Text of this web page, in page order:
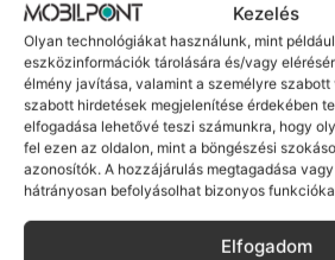
Kezelés
Olyan technológiákat használunk, mint
eszközinformációk tárolására és/vagy
élmény javítása, valamint a személyre
szabott hirdetések megjelenítése érdekében
elfogadása lehetővé teszi számunkra, hogy
fel ezen az oldalon, mint a böngészési
azonosítók. A hozzájárulás megtagadása
hátrányosan befolyásolhat bizonyos
Elfogadom
Nem egy arctalan webshop vagyunk:
ember veszi fel a telefont, és
minket
Korrekt